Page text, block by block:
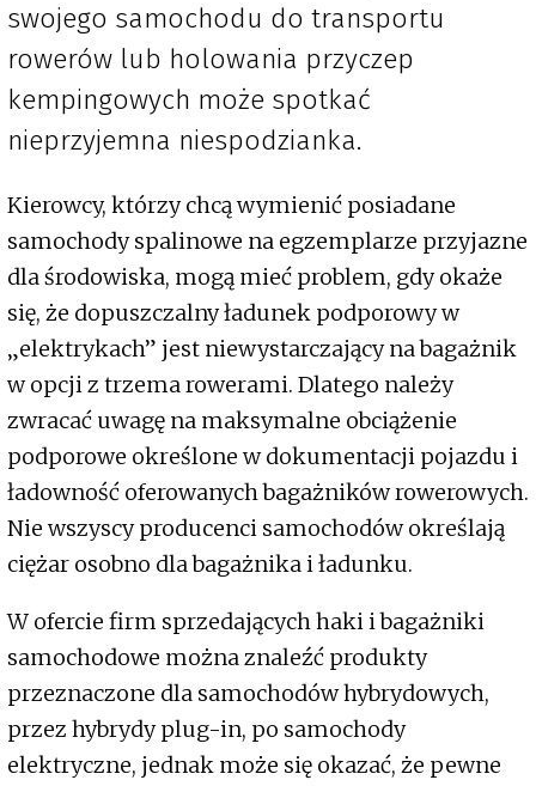
swojego samochodu do transportu
rowerów lub holowania przyczep
kempingowych może spotkać
nieprzyjemna niespodzianka.
Kierowcy, którzy chcą wymienić posiadane
samochody spalinowe na egzemplarze przyjazne
dla środowiska, mogą mieć problem, gdy okaże
się, że dopuszczalny ładunek podporowy w
„elektrykach” jest niewystarczający na bagażnik
w opcji z trzema rowerami. Dlatego należy
zwracać uwagę na maksymalne obciążenie
podporowe określone w dokumentacji pojazdu i
ładowność oferowanych bagażników rowerowych.
Nie wszyscy producenci samochodów określają
ciężar osobno dla bagażnika i ładunku.
W ofercie firm sprzedających haki i bagażniki
samochodowe można znaleźć produkty
przeznaczone dla samochodów hybrydowych,
przez hybrydy plug-in, po samochody
elektryczne, jednak może się okazać, że pewne